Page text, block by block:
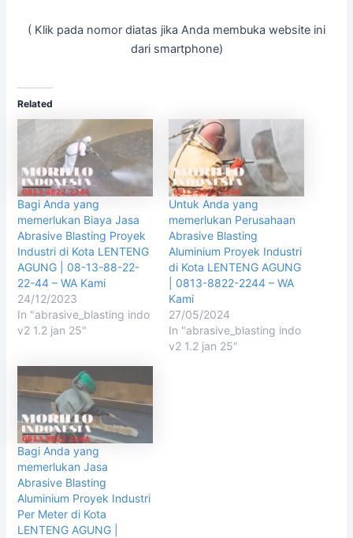
( Klik pada nomor diatas jika Anda membuka website ini
dari smartphone)
Related
Bagi Anda yang
memerlukan Biaya Jasa
Abrasive Blasting Proyek
Industri di Kota LENTENG
AGUNG | 08-13-88-22-
22-44 – WA Kami
24/12/2023
In "abrasive_blasting indo
v2 1.2 jan 25"
Untuk Anda yang
memerlukan Perusahaan
Abrasive Blasting
Aluminium Proyek Industri
di Kota LENTENG AGUNG
| 0813-8822-2244 – WA
Kami
27/05/2024
In "abrasive_blasting indo
v2 1.2 jan 25"
Bagi Anda yang
memerlukan Jasa
Abrasive Blasting
Aluminium Proyek Industri
Per Meter di Kota
LENTENG AGUNG |